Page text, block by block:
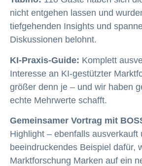
nicht entgehen lassen und
tiefgehenden Insights und
Diskussionen belohnt.
KI-Praxis-Guide: Komplett
Interesse an KI-gestützter
größer denn je – und wir haben
echte Mehrwerte schafft.
Gemeinsamer Vortrag mit
Highlight – ebenfalls ausverkauft
beeindruckendes Beispiel dafür,
Marktforschung Marken auf ein